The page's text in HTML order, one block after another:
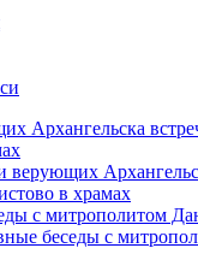
верующих
в храмах
беседы c